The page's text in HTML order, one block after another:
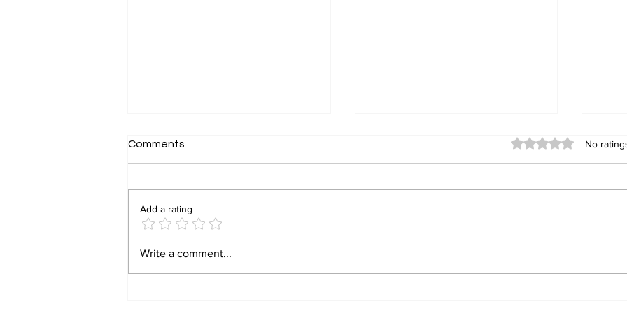
IGNOU जुलाई 2026 प्रवेश
Comments Rated 0 out of 5
No
Add a rating
Write a comment...